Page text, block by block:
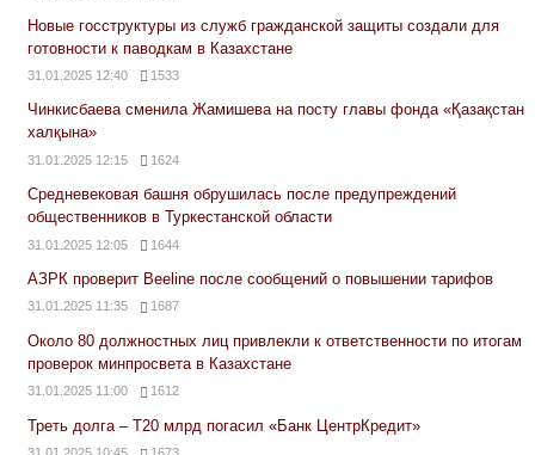
Новые госструктуры из служб гражданской защиты создали для
готовности к паводкам в Казахстане
31.01.2025 12:40 1533
Чинкисбаева сменила Жамишева на посту главы фонда «Қазақстан
халқына»
31.01.2025 12:15 1624
Средневековая башня обрушилась после предупреждений
общественников в Туркестанской области
31.01.2025 12:05 1644
АЗРК проверит Beeline после сообщений о повышении тарифов
31.01.2025 11:35 1687
Около 80 должностных лиц привлекли к ответственности по итогам
проверок минпросвета в Казахстане
31.01.2025 11:00 1612
Треть долга – Т20 млрд погасил «Банк ЦентрКредит»